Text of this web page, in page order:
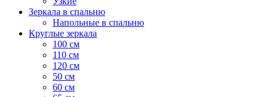
Зеркала в спальню
Напольные в спальню
Круглые зеркала
100 см
110 см
120 см
50 см
60 см